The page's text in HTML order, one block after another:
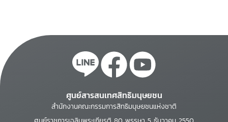
ศูนย์สารสนเทศสิทธิมนุษยชน
สำนักงานคณะกรรมการสิทธิมนุษยชนแห่งชาติ